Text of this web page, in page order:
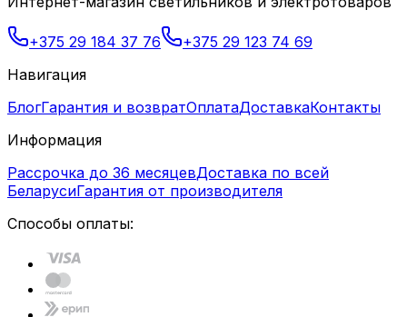
+375 29 184 37 76
+375 29 123 74 69
Навигация
БлогГарантия и возвратОплатаДоставкаКонтакты
Информация
Рассрочка до 36 месяцевДоставка по всей
БеларусиГарантия от производителя
Способы оплаты: